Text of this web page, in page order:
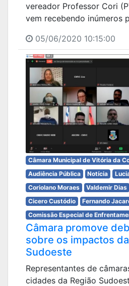
vereador Professor Cori
vem recebendo inúmeros
05/06/2020 10:15:00
Câmara Municipal de Vitória da
Audiência Pública
Notícia
Coriolano Moraes
Valdemir Dias
Cicero Custódio
Fernando
Comissão Especial de
Câmara promove
sobre os impactos
Sudoeste
Representantes de
cidades da Região